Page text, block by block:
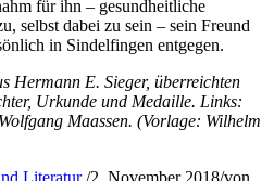
für ihn – gesundheitliche
selbst dabei zu sein – sein Freund
in Sindelfingen entgegen.
Hermann E. Sieger, überreichten
Urkunde und Medaille. Links:
Maassen. (Vorlage: Wilhelm
Literatur /2. November 2018/von